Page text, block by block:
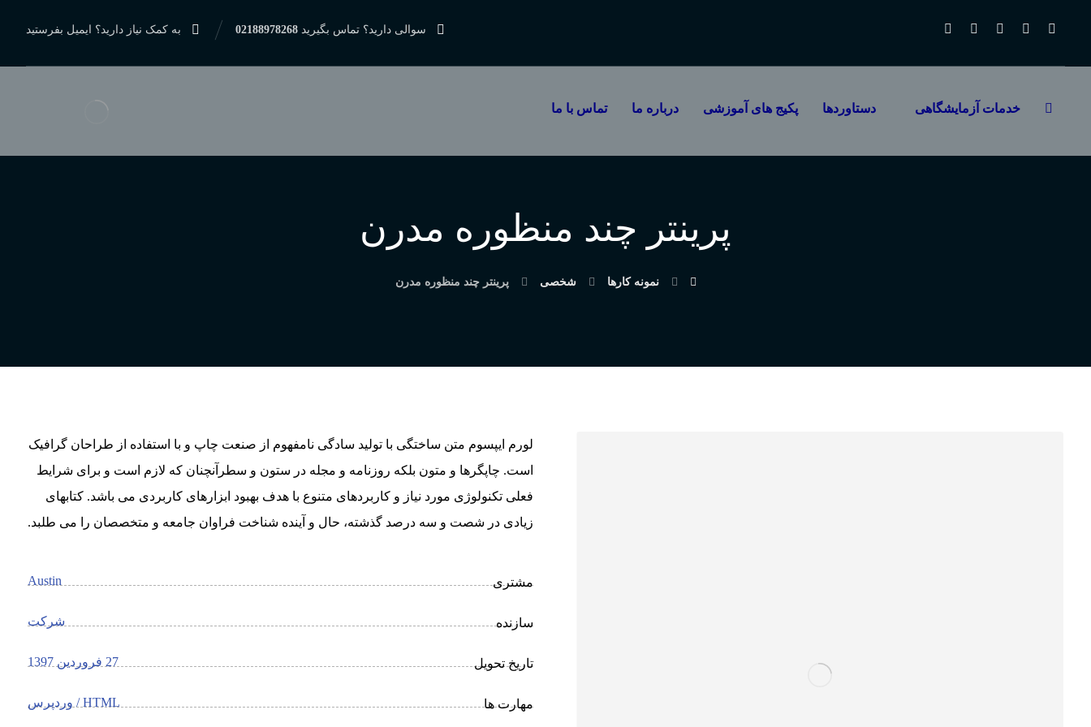
به کمک نیاز دارید؟ ایمیل بفرستید سوالی دارید؟ تماس بگیرید 02188978268
خدمات آزمایشگاهی دستاوردها پکیج های آموزشی درباره ما تماس با ما
پرینتر چند منظوره مدرن
نمونه کارها شخصی پرینتر چند منظوره مدرن
لورم ایپسوم متن ساختگی با تولید سادگی نامفهوم از صنعت چاپ و با استفاده از طراحان گرافیک
است. چاپگرها و متون بلکه روزنامه و مجله در ستون و سطرآنچنان که لازم است و برای شرایط
فعلی تکنولوژی مورد نیاز و کاربردهای متنوع با هدف بهبود ابزارهای کاربردی می باشد. کتابهای
زیادی در شصت و سه درصد گذشته، حال و آینده شناخت فراوان جامعه و متخصصان را می طلبد.
مشتری Austin
سازنده شرکت
تاریخ تحویل 27 فروردین 1397
مهارت ها HTML / وردپرس